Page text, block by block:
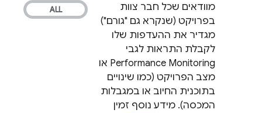
מוודאים שכל חבר צוות
בפרויקט (שנקרא גם "גורם")
מגדיר את ההעדפות שלו
לקבלת התראות לגבי
Performance Monitoring או
מצב הפרויקט (כמו שינויים
בתוכנית החיוב או במגבלות
המכסה). מידע נוסף זמין